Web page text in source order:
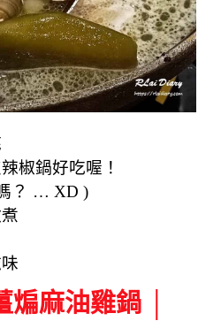
椒鍋好吃喔！
？ … XD )
麻油雞鍋 │